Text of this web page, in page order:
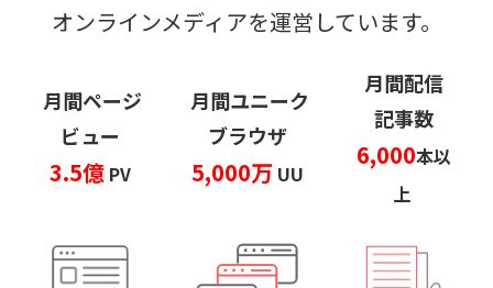
オンラインメディアを運営しています。
月間ページ
ビュー
3.5億 PV
月間ユニーク
ブラウザ
5,000万 UU
月間配信
記事数
6,000本以
上